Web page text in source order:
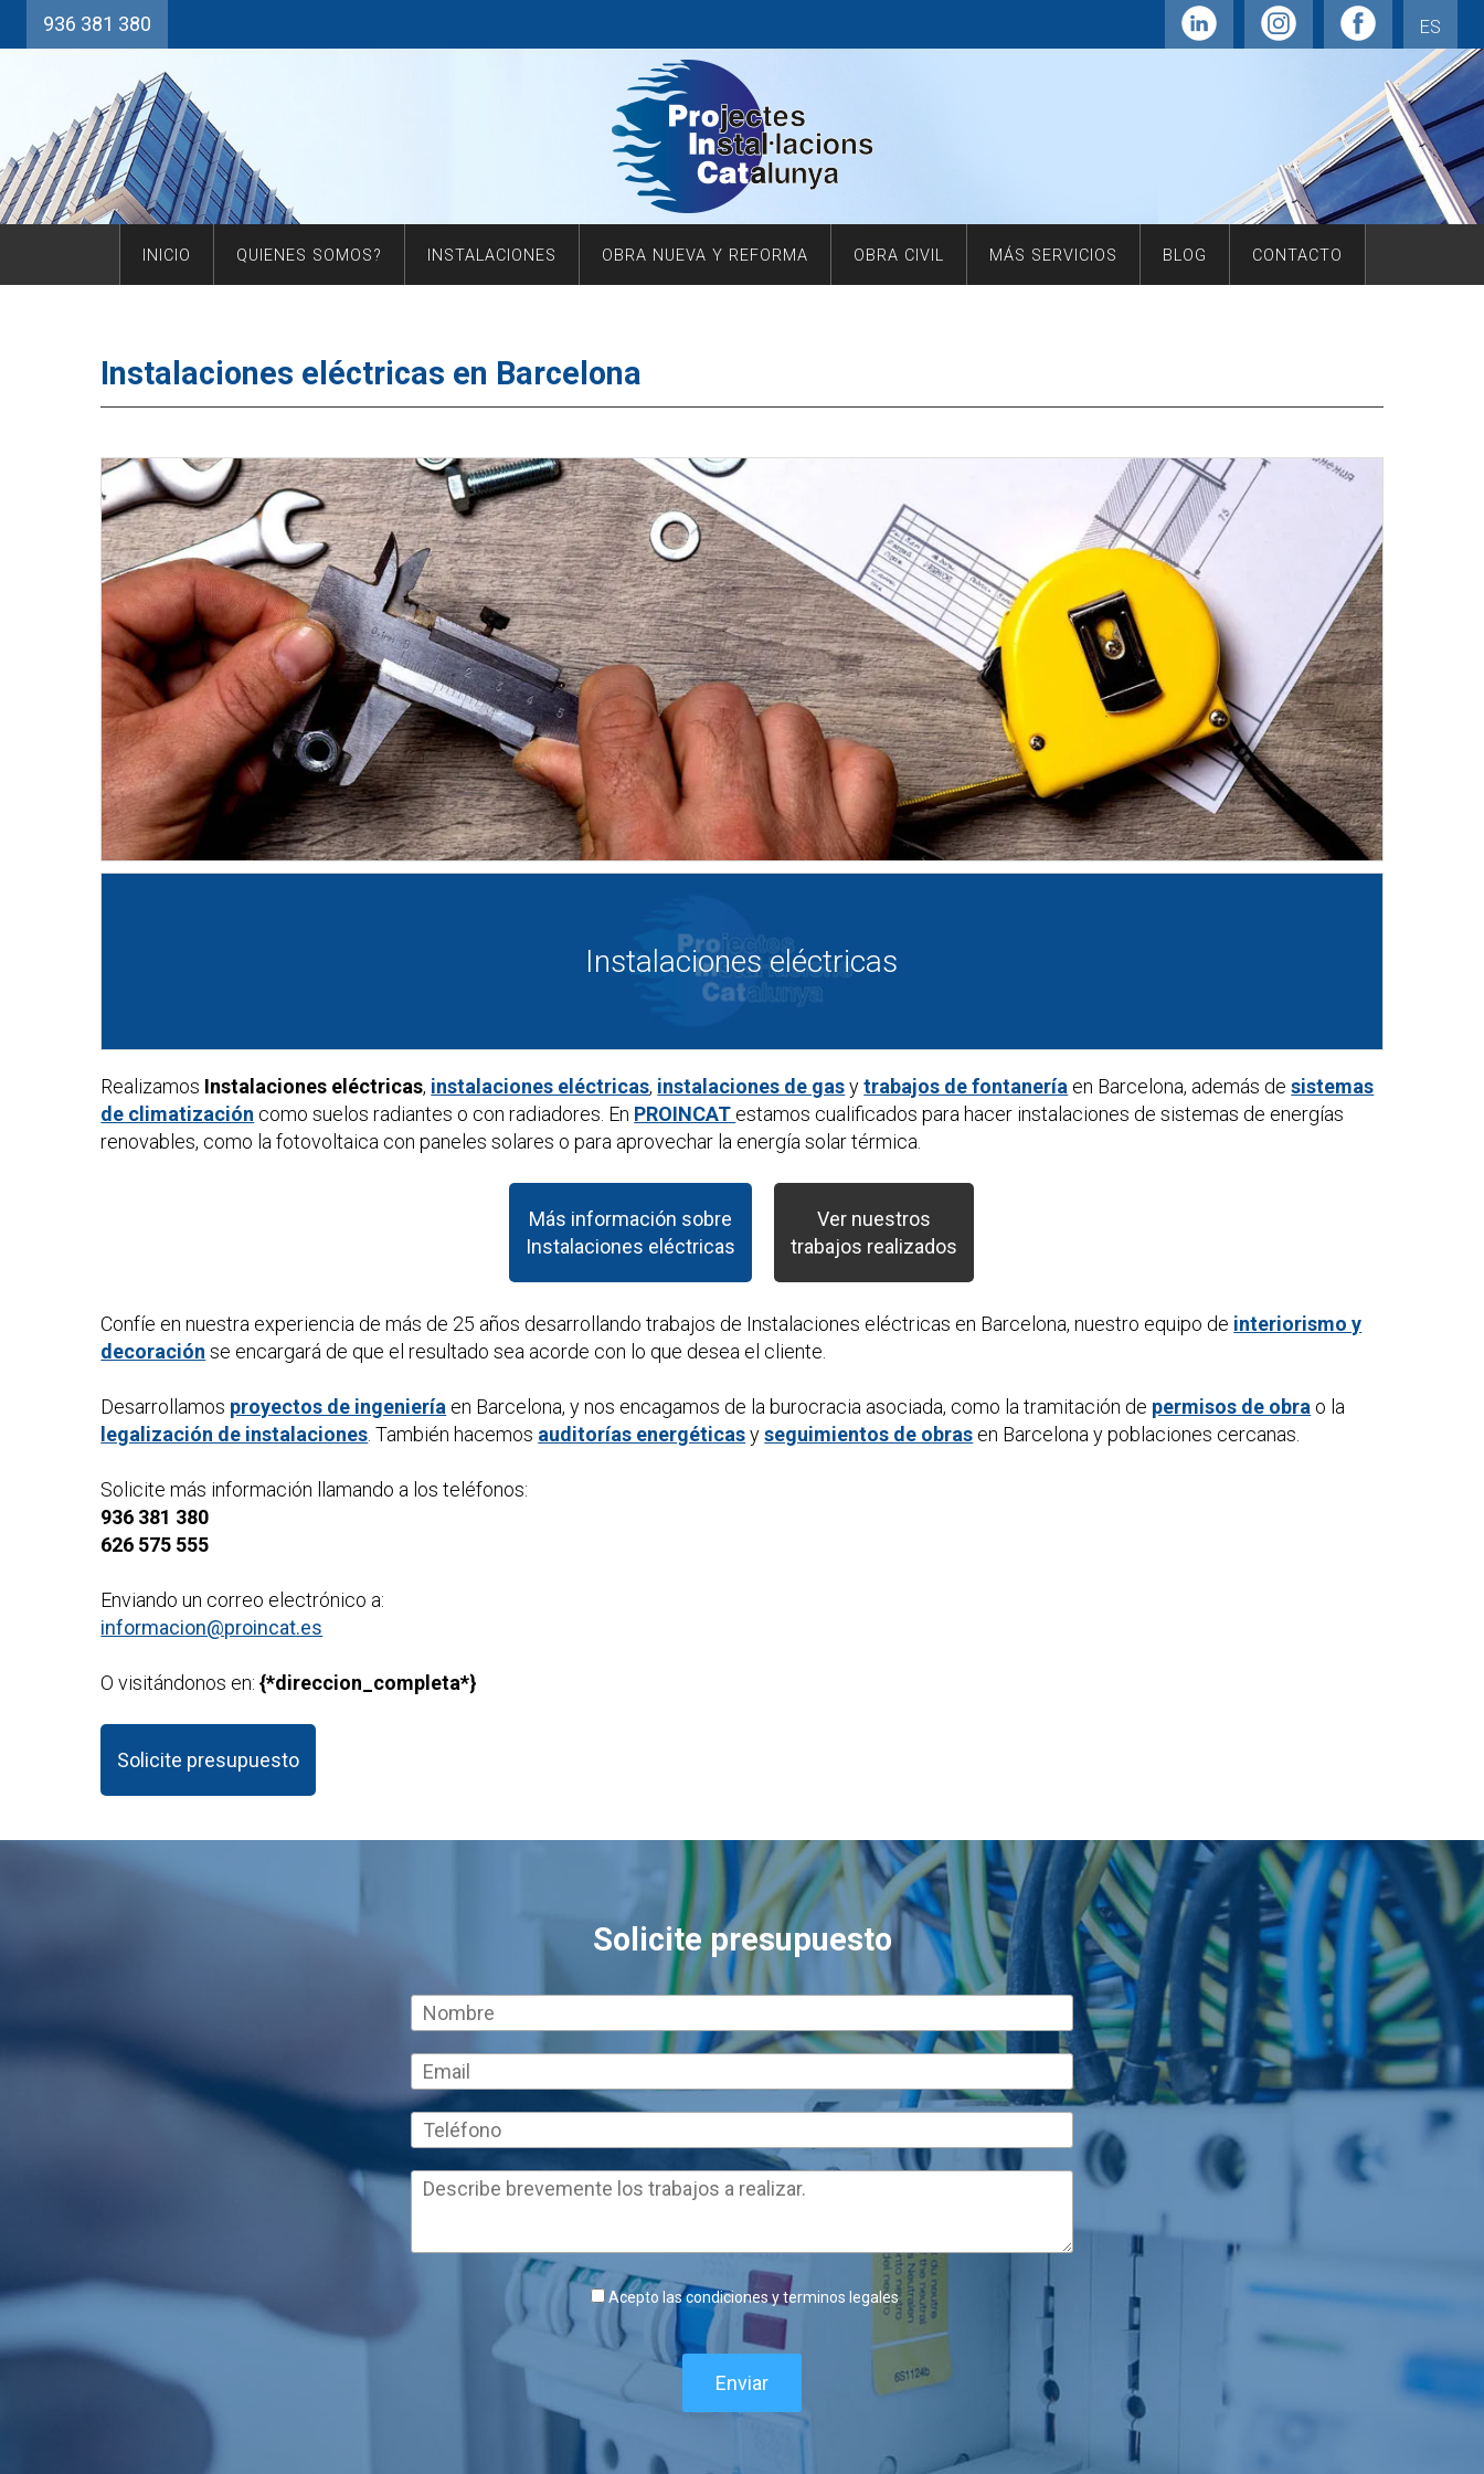
ES
936 381 380
INICIO QUIENES SOMOS? INSTALACIONES OBRA NUEVA Y REFORMA OBRA CIVIL MÁS SERVICIOS BLOG CONTACTO
Instalaciones eléctricas en Barcelona
Instalaciones eléctricas
Realizamos Instalaciones eléctricas, instalaciones eléctricas, instalaciones de gasytrabajos de fontanería en Barcelona, además desistemas
de climatización como suelos radiantes o con radiadores. En PROINCAT estamos cualificados para hacer instalaciones de sistemas de energías
renovables, como la fotovoltaica con paneles solares o para aprovechar la energía solar térmica.
Más información sobre
Instalaciones eléctricas
Ver nuestros
trabajos realizados
Confíe en nuestra experiencia de más de 25 años desarrollando trabajos de Instalaciones eléctricas en Barcelona, nuestro equipo de interiorismo y
decoración se encargará de que el resultado sea acorde con lo que desea el cliente.
Desarrollamos proyectos de ingeniería en Barcelona, y nos encagamos de la burocracia asociada, como la tramitación de permisos de obra o la
legalización de instalaciones . También hacemos auditorías energéticasyseguimientos de obras en Barcelona y poblaciones cercanas.
Solicite más información llamando a los teléfonos:
936 381 380
626 575 555
Enviando un correo electrónico a:
informacion@proincat.es
O visitándonos en:{*direccion_completa*}
Solicite presupuesto
Solicite presupuesto
Acepto las condiciones y terminos legales
Enviar